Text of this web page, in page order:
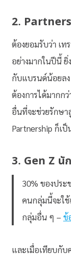
2.
ต้องยอมรับว่า เท
อย่างมากในปีนี้
กับแบรนด์น้อยล
ต้องการได้มากก
อื่นที่จะช่วยรักษา
Partnership ก็เ
3. Gen Z นั
30% ของปร
คนกลุ่มนี้จะใช้
กลุ่มอื่น ๆ – ข้
และเมื่อเทียบกับ